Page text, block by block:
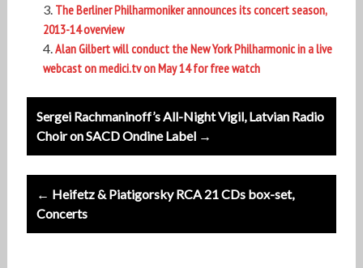
The Berliner Philharmoniker announces its concert season,
2013-14 overview
Alan Gilbert will conduct the New York Philharmonic in a live
webcast on medici.tv on May 14 for free watch
Post
navigation
Sergei Rachmaninoff’s All-Night Vigil, Latvian Radio
Choir on SACD Ondine Label →
← Heifetz & Piatigorsky RCA 21 CDs box-set,
Concerts